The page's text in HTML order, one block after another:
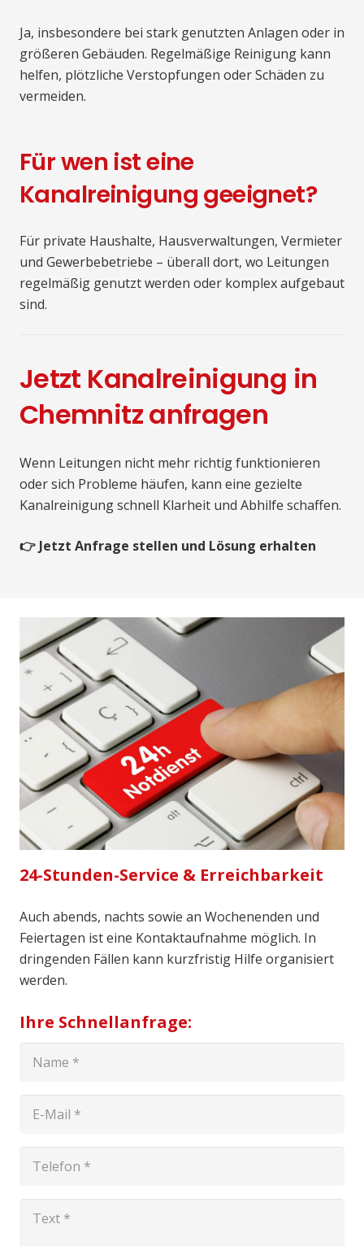
Ja, insbesondere bei stark genutzten Anlagen oder in
größeren Gebäuden. Regelmäßige Reinigung kann
helfen, plötzliche Verstopfungen oder Schäden zu
vermeiden.
Für wen ist eine
Kanalreinigung geeignet?
Für private Haushalte, Hausverwaltungen, Vermieter
und Gewerbebetriebe – überall dort, wo Leitungen
regelmäßig genutzt werden oder komplex aufgebaut
sind.
Jetzt Kanalreinigung in
Chemnitz anfragen
Wenn Leitungen nicht mehr richtig funktionieren
oder sich Probleme häufen, kann eine gezielte
Kanalreinigung schnell Klarheit und Abhilfe schaffen.
👉 Jetzt Anfrage stellen und Lösung erhalten
24-Stunden-Service & Erreichbarkeit
Auch abends, nachts sowie an Wochenenden und
Feiertagen ist eine Kontaktaufnahme möglich. In
dringenden Fällen kann kurzfristig Hilfe organisiert
werden.
Ihre Schnellanfrage: